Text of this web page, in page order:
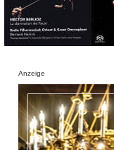
Anzeige